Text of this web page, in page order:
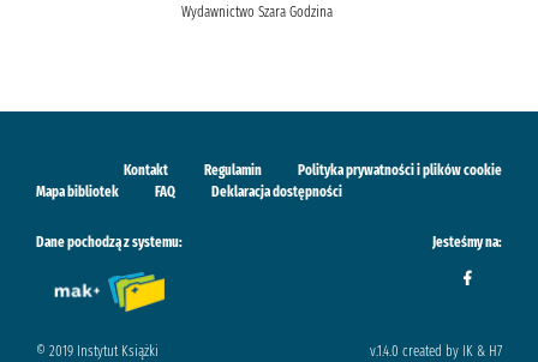
Wydawnictwo Szara Godzina
Kontakt Regulamin
Polityka prywatności i plików cookie
Mapa bibliotek
FAQ Deklaracja dostępności
Dane pochodzą z systemu: Jesteśmy na:
© 2019 Instytut Książki v.1.4.0 created by IK & H7